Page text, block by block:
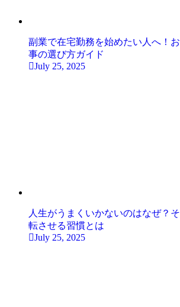
副業で在宅勤務を始めたい人へ！
事の選び方ガイド
July 25, 2025
人生がうまくいかないのはなぜ？
転させる習慣とは
July 25, 2025